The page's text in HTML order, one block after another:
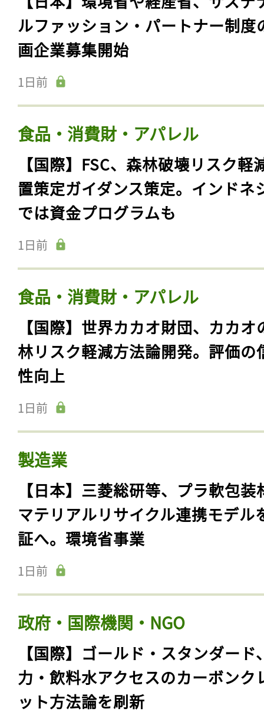
ルファッション・パートナー制度
画企業募集開始
1日前
食品・消費財・アパレル
【国際】FSC、森林破壊リスク軽
置策定ガイダンス策定。インドネ
では資金プログラムも
1日前
食品・消費財・アパレル
【国際】世界カカオ財団、カカオ
林リスク軽減方法論開発。評価の
性向上
1日前
製造業
【日本】三菱総研等、プラ軟包装
マテリアルリサイクル連携モデル
証へ。環境省事業
1日前
政府・国際機関・NGO
【国際】ゴールド・スタンダード
力・飲料水アクセスのカーボンク
ット方法論を刷新